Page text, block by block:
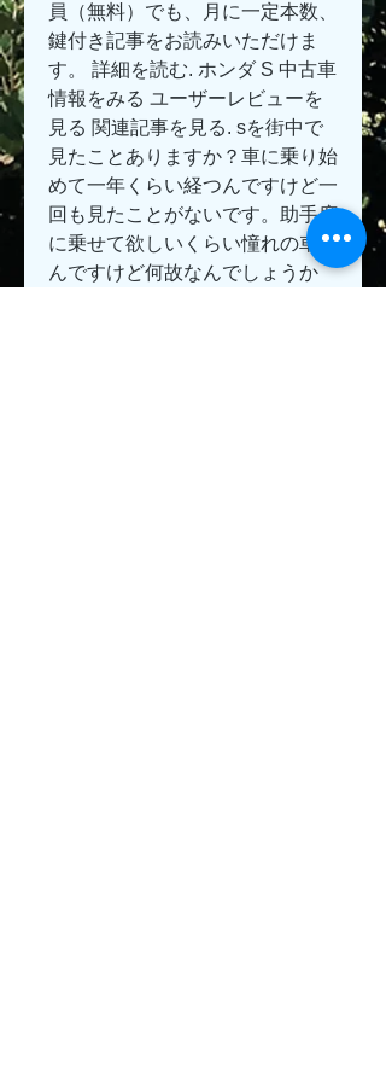
員（無料）でも、月に一定本数、
鍵付き記事をお読みいただけま
す。 詳細を読む. ホンダ S 中古車
情報をみる ユーザーレビューを
見る 関連記事を見る. sを街中で
見たことありますか？車に乗り始
めて一年くらい経つんですけど一
回も見たことがないです。助手席
に乗せて欲しいくらい憧れの車な
んですけど何故なんでしょうか